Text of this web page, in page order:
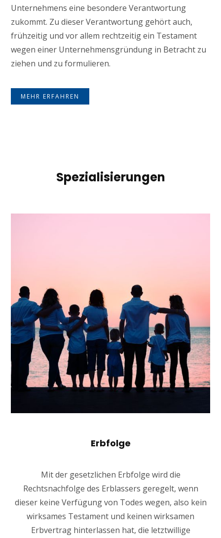
Unternehmens eine besondere Verantwortung
zukommt. Zu dieser Verantwortung gehört auch,
frühzeitig und vor allem rechtzeitig ein Testament
wegen einer Unternehmensgründung in Betracht zu
ziehen und zu formulieren.
MEHR ERFAHREN
Spezialisierungen
Erbfolge
Mit der gesetzlichen Erbfolge wird die
Rechtsnachfolge des Erblassers geregelt, wenn
dieser keine Verfügung von Todes wegen, also kein
wirksames Testament und keinen wirksamen
Erbvertrag hinterlassen hat, die letztwillige